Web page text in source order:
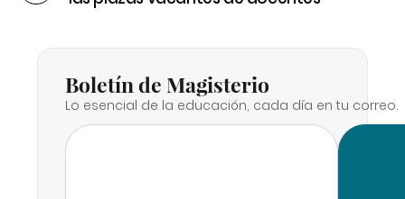
Boletín de Magisterio
Lo esencial de la educación, cada día en tu correo.